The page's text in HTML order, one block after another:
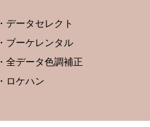
・データセレクト
・ブーケレンタル
・全データ色調補正
・ロケハン